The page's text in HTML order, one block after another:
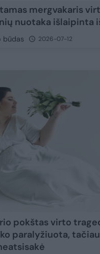
mergvakaris
nuotaka išlaipinta
būdas 2026-07-12
pokštas virto
paralyžiuota,